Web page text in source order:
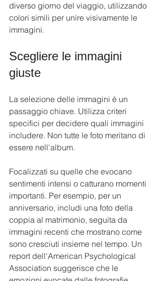
diverso giorno del viaggio, utilizzando
colori simili per unire visivamente le
immagini.
Scegliere le immagini
giuste
La selezione delle immagini è un
passaggio chiave. Utilizza criteri
specifici per decidere quali immagini
includere. Non tutte le foto meritano di
essere nell'album.
Focalizzati su quelle che evocano
sentimenti intensi o catturano momenti
importanti. Per esempio, per un
anniversario, includi una foto della
coppia al matrimonio, seguita da
immagini recenti che mostrano come
sono cresciuti insieme nel tempo. Un
report dell'American Psychological
Association suggerisce che le